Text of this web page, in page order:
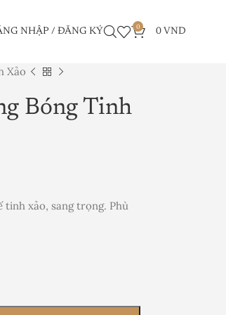
NHẬP / ĐĂNG KÝ
0
0 VND
Xảo
Bóng Tinh
tinh xảo, sang trọng. Phù